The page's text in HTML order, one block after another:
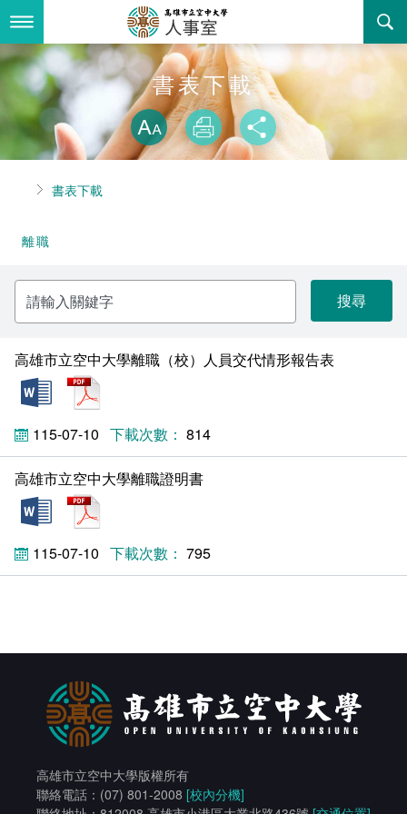
到
要
內
容
最新消息
關於我們
組織職掌
聯絡資訊
活動花絮
業務服務
法令規章
性騷擾防治專區
常見問答
書表下載
回空大首頁
書表下載
略過字型切
放大
列印 分享
首頁書表下載
離職
請
輸
入
關
字
高雄市立空中大學離職（校）人員交代情形報告表
doc
115-07-10 814
高雄市立空中大學離職證明書
docx
115-07-10 795
高雄市立空中大學版權所有
聯絡電話：(07) 801-2008 [校內分機]